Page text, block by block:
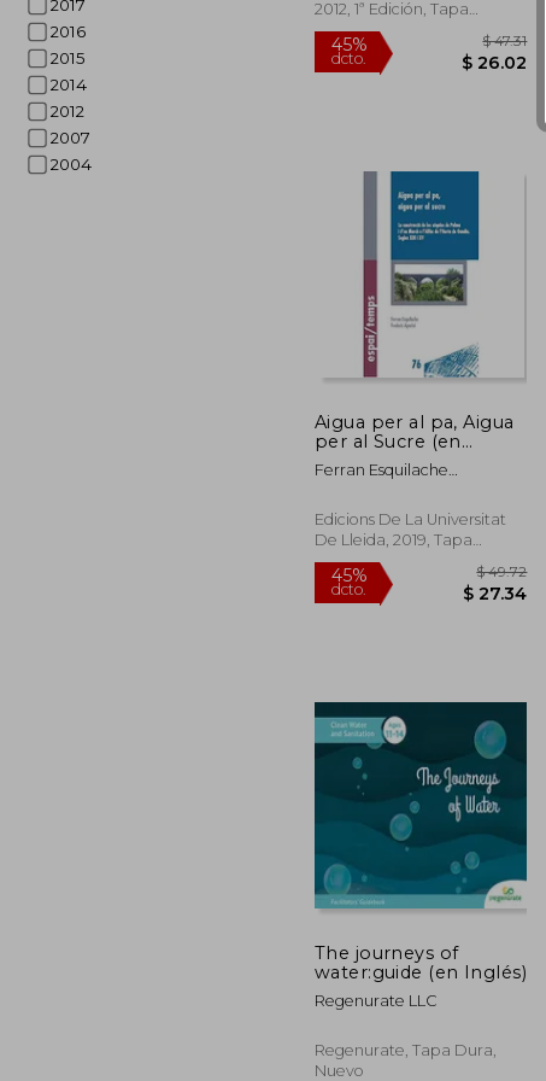
2017
2016
2015
2014
2012
2007
2004
Situación de Riesgo
2012, 1ª Edición, Tapa
Blanda, Nuevo
45%
dcto.
Aigua per al pa, Aigua
per al Sucre (en
Catalán)
Ferran Esquilache
Aparisi Romero
Edicions De La Universitat
De Lleida, 2019, Tapa
Blanda, Nuevo
dcto. $
The journeys of
water:guide (en Inglés)
Regenurate LLC
Regenurate, Tapa Dura,
Nuevo